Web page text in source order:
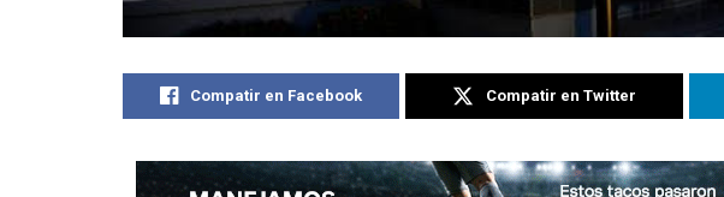
Compatir en Facebook Compatir en Twitter